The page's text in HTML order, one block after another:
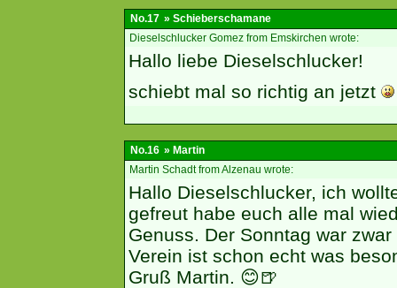
No.17 » Schieberschamane
Dieselschlucker Gomez from Emskirchen wrote:
Hallo liebe Dieselschlucker!
schiebt mal so richtig an jetzt
No.16 » Martin
Martin Schadt from Alzenau wrote:
Hallo Dieselschlucker, ich
gefreut habe euch alle mal
Genuss. Der Sonntag war
Verein ist schon echt was
Gruß Martin. 😊🍺